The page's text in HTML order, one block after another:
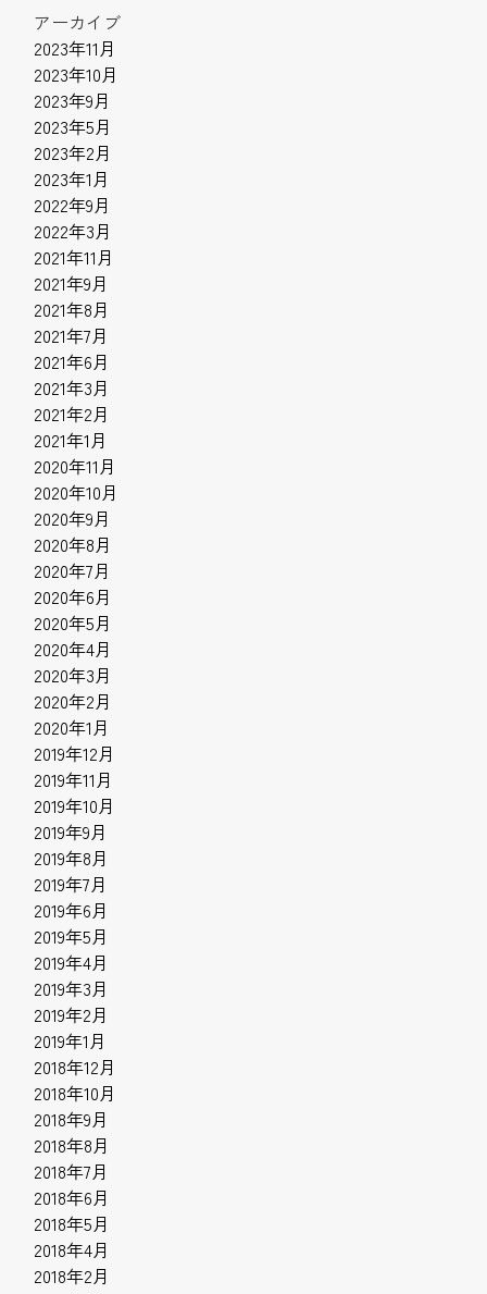
アーカイブ
2023年11月
2023年10月
2023年9月
2023年5月
2023年2月
2023年1月
2022年9月
2022年3月
2021年11月
2021年9月
2021年8月
2021年7月
2021年6月
2021年3月
2021年2月
2021年1月
2020年11月
2020年10月
2020年9月
2020年8月
2020年7月
2020年6月
2020年5月
2020年4月
2020年3月
2020年2月
2020年1月
2019年12月
2019年11月
2019年10月
2019年9月
2019年8月
2019年7月
2019年6月
2019年5月
2019年4月
2019年3月
2019年2月
2019年1月
2018年12月
2018年10月
2018年9月
2018年8月
2018年7月
2018年6月
2018年5月
2018年4月
2018年2月